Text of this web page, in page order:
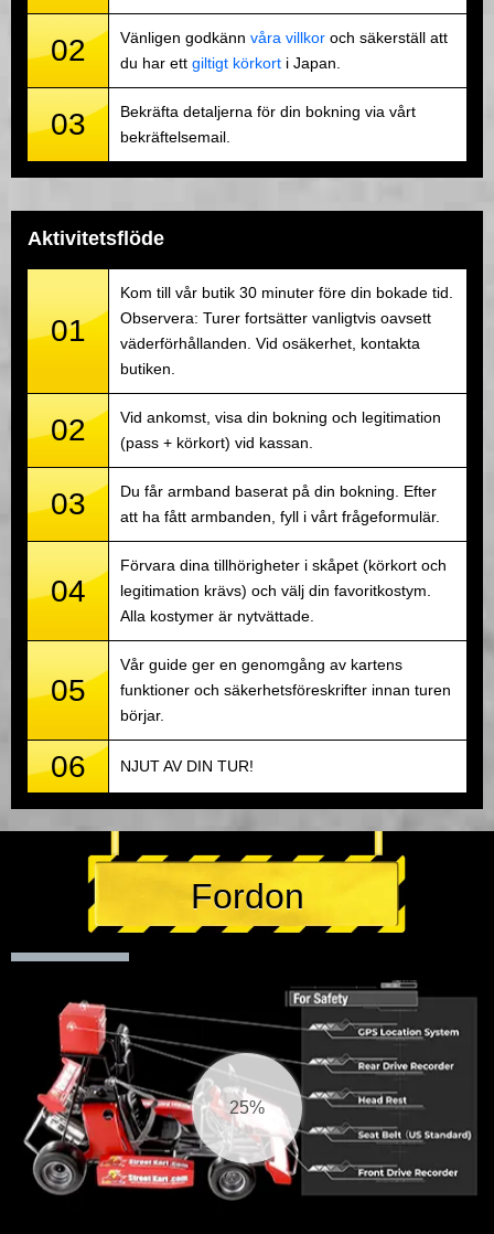
02 Vänligen godkänn våra villkor och säkerställ att
du har ett giltigt körkort i Japan.
03
Bekräfta detaljerna för din bokning via vårt
bekräftelsemail.
Aktivitetsflöde
01
Kom till vår butik 30 minuter före din bokade tid.
Observera: Turer fortsätter vanligtvis oavsett
väderförhållanden. Vid osäkerhet, kontakta
butiken.
02
Vid ankomst, visa din bokning och legitimation
(pass + körkort) vid kassan.
03
Du får armband baserat på din bokning. Efter
att ha fått armbanden, fyll i vårt frågeformulär.
04
Förvara dina tillhörigheter i skåpet (körkort och
legitimation krävs) och välj din favoritkostym.
Alla kostymer är nytvättade.
05
Vår guide ger en genomgång av kartens
funktioner och säkerhetsföreskrifter innan turen
börjar.
06 NJUT AV DIN TUR!
Fordon
25%